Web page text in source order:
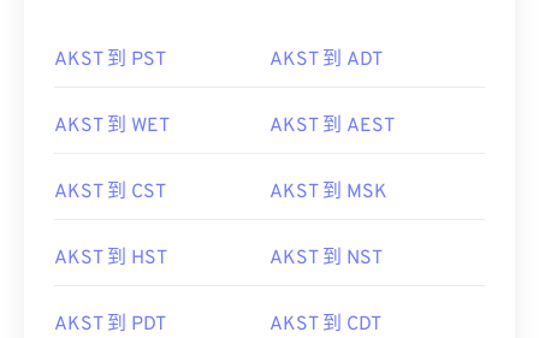
AKST 到 PST AKST 到 ADT
AKST 到 WET AKST 到 AEST
AKST 到 CST AKST 到 MSK
AKST 到 HST AKST 到 NST
AKST 到 PDT AKST 到 CDT